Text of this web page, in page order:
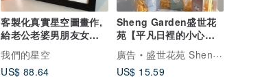
客製化真實星空圖畫作,
給老公老婆男朋友女朋
友的七夕情人節禮物
我們的星空
US$ 88.64
Sheng Garden盛世花
苑【平凡日裡的小心
願】小花束卡片禮盒組
廣告
盛世花苑 Sheng Garden
US$ 15.59